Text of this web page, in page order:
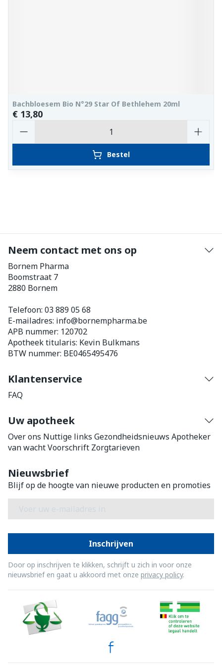
Bachbloesem Bio N°29 Star Of Bethlehem 20ml
€ 13,80
Bestel
Neem contact met ons op
Bornem Pharma
Boomstraat 7
2880 Bornem
Telefoon: 03 889 05 68
E-mailadres: info@bornempharma.be
APB nummer: 120702
Apotheek titularis: Kevin Bulkmans
BTW nummer: BE0465495476
Klantenservice
FAQ
Uw apotheek
Over ons Nuttige links Gezondheidsnieuws Apotheker
van wachtVoorschrift Zorgtarieven
Nieuwsbrief
Blijf op de hoogte van nieuwe producten en promoties
Inschrijven
Door op inschrijven te klikken, schrijft u zich in voor onze
nieuwsbrief en gaat u akkoord met onze privacy policy.